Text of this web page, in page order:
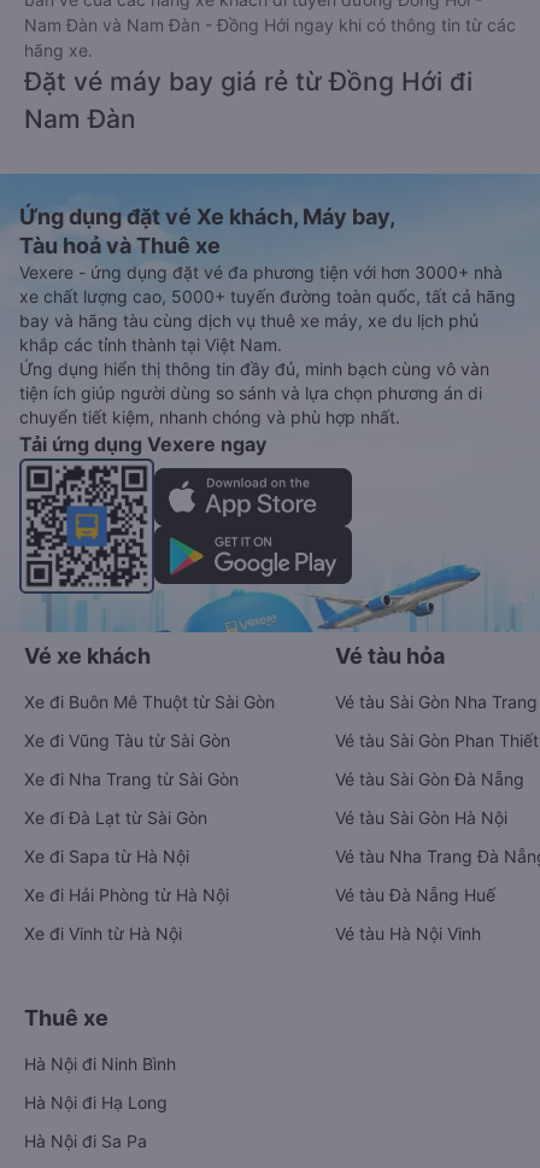
Nam Đàn và Nam Đàn - Đồng Hới ngay khi có thông tin từ các
hãng xe.
Đặt vé máy bay giá rẻ từ Đồng Hới đi
Nam Đàn
Ứng dụng đặt vé Xe khách, Máy bay,
Tàu hoả và Thuê xe
Vexere - ứng dụng đặt vé đa phương tiện với hơn 3000+ nhà
xe chất lượng cao, 5000+ tuyến đường toàn quốc, tất cả hãng
bay và hãng tàu cùng dịch vụ thuê xe máy, xe du lịch phủ
khắp các tỉnh thành tại Việt Nam.
Ứng dụng hiển thị thông tin đầy đủ, minh bạch cùng vô vàn
tiện ích giúp người dùng so sánh và lựa chọn phương án di
chuyển tiết kiệm, nhanh chóng và phù hợp nhất.
Tải ứng dụng Vexere ngay
Vé xe khách
Xe đi Buôn Mê Thuột từ Sài Gòn
Xe đi Vũng Tàu từ Sài Gòn
Xe đi Nha Trang từ Sài Gòn
Xe đi Đà Lạt từ Sài Gòn
Xe đi Sapa từ Hà Nội
Xe đi Hải Phòng từ Hà Nội
Xe đi Vinh từ Hà Nội
Vé tàu hỏa
Vé tàu Sài Gòn Nha Trang
Vé tàu Sài Gòn Phan Thiết
Vé tàu Sài Gòn Đà Nẵng
Vé tàu Sài Gòn Hà Nội
Vé tàu Nha Trang Đà
Vé tàu Đà Nẵng Huế
Vé tàu Hà Nội Vinh
Thuê xe
Hà Nội đi Ninh Bình
Hà Nội đi Hạ Long
Hà Nội đi Sa Pa